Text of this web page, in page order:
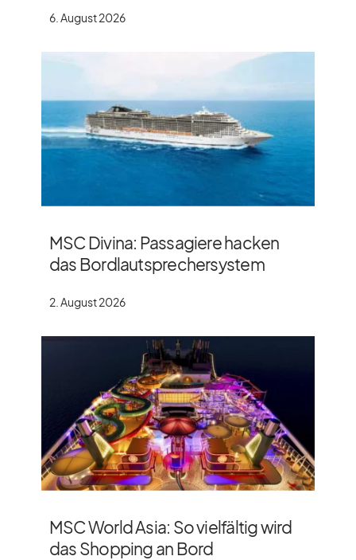
6. August 2026
MSC Divina: Passagiere hacken
das Bordlautsprechersystem
2. August 2026
MSC World Asia: So vielfältig wird
das Shopping an Bord